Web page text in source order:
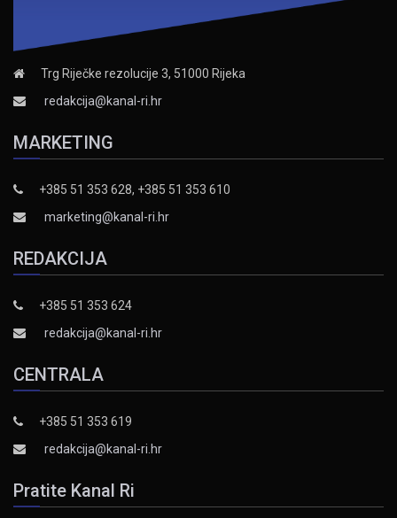
Trg Riječke rezolucije 3, 51000 Rijeka
redakcija@kanal-ri.hr
MARKETING
+385 51 353 628, +385 51 353 610
marketing@kanal-ri.hr
REDAKCIJA
+385 51 353 624
redakcija@kanal-ri.hr
CENTRALA
+385 51 353 619
redakcija@kanal-ri.hr
Pratite Kanal Ri